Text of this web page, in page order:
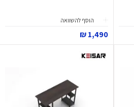
הוסף להשוואה
1,490 ₪